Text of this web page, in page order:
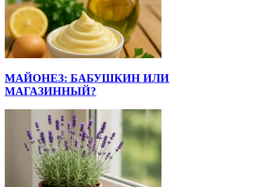
МАЙОНЕЗ: БАБУШКИН ИЛИ
МАГАЗИННЫЙ?